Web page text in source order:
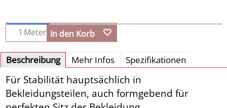
Meter In den Korb
Beschreibung Mehr Infos Spezifikationen
Für Stabilität hauptsächlich in
Bekleidungsteilen, auch formgebend für